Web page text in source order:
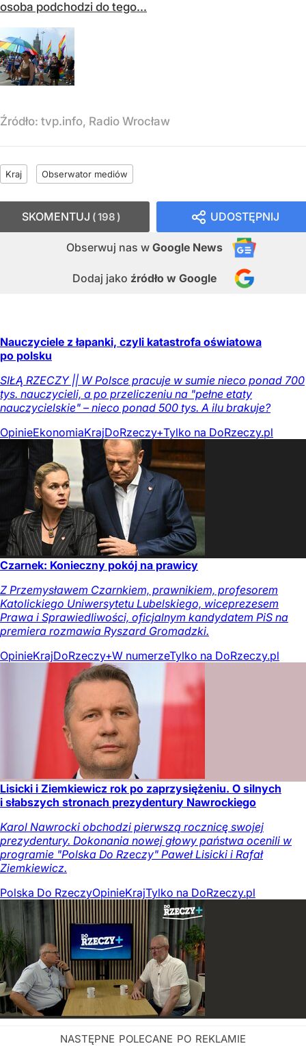
osoba podchodzi do tego...
Źródło: tvp.info, Radio Wrocław
Kraj Obserwator mediów
UDOSTĘPNIJ
Obserwuj nas w Google News
Dodaj jako źródło w Google
SKOMENTUJ 198
Nauczyciele z łapanki, czyli katastrofa oświatowa
po polsku
SIŁĄ RZECZY || W Polsce pracuje w sumie nieco ponad 700
tys. nauczycieli, a po przeliczeniu na "pełne etaty
nauczycielskie" – nieco ponad 500 tys. A ilu brakuje?
OpinieEkonomiaKrajDoRzeczy+Tylko na DoRzeczy.pl
Czarnek: Konieczny pokój na prawicy
Z Przemysławem Czarnkiem, prawnikiem, profesorem
Katolickiego Uniwersytetu Lubelskiego, wiceprezesem
Prawa i Sprawiedliwości, oficjalnym kandydatem PiS na
premiera rozmawia Ryszard Gromadzki.
OpinieKrajDoRzeczy+W numerzeTylko na DoRzeczy.pl
Lisicki i Ziemkiewicz rok po zaprzysiężeniu. O silnych
i słabszych stronach prezydentury Nawrockiego
Karol Nawrocki obchodzi pierwszą rocznicę swojej
prezydentury. Dokonania nowej głowy państwa ocenili w
programie "Polska Do Rzeczy" Paweł Lisicki i Rafał
Ziemkiewicz.
Polska Do RzeczyOpinieKrajTylko na DoRzeczy.pl